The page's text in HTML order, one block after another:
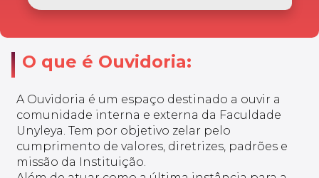
O que é Ouvidoria:
A Ouvidoria é um espaço destinado a ouvir a
comunidade interna e externa da Faculdade
Unyleya. Tem por objetivo zelar pelo
cumprimento de valores, diretrizes, padrões e
missão da Instituição.